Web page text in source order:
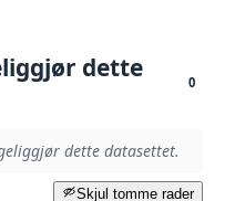
dette
0
dette datasettet.
Skjul tomme rader